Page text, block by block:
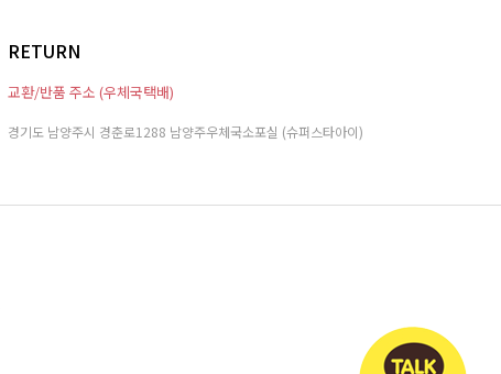
RETURN
교환/반품 주소 (우체국택배)
경기도 남양주시 경춘로1288 남양주우체국소포실 (슈퍼스타아이)